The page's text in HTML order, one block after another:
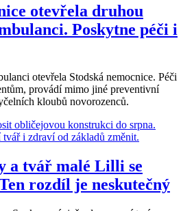
otevřela druhou
Poskytne péči i
otevřela Stodská nemocnice. Péči
provádí mimo jiné preventivní
kloubů novorozenců.
a tvář malé Lilli se
rozdíl je neskutečný